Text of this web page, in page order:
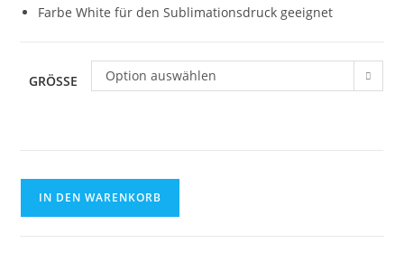
Farbe White für den Sublimationsdruck geeignet
GRÖSSE Option auswählen
IN DEN WARENKORB